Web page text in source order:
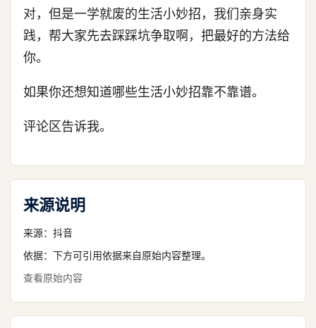
对，但是一学就废的生活小妙招，我们亲身实
践，帮大家先去踩踩坑争取啊，把最好的方法给
你。
如果你还想知道哪些生活小妙招靠不靠谱。
评论区告诉我。
来源说明
来源： 抖音
依据：下方可引用依据来自原始内容整理。
查看原始内容